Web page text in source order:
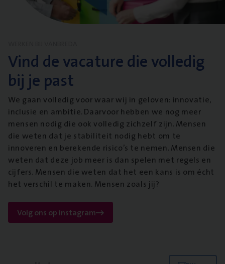
Vind de vacature die volledig
bij je past
We gaan volledig voor waar wij in geloven: innovatie,
inclusie en ambitie. Daarvoor hebben we nog meer
mensen nodig die ook volledig zichzelf zijn. Mensen
die weten dat je stabiliteit nodig hebt om te
innoveren en berekende risico’s te nemen. Mensen die
weten dat deze job meer is dan spelen met regels en
cijfers. Mensen die weten dat het een kans is om écht
het verschil te maken. Mensen zoals jij?
Volg ons op instagram